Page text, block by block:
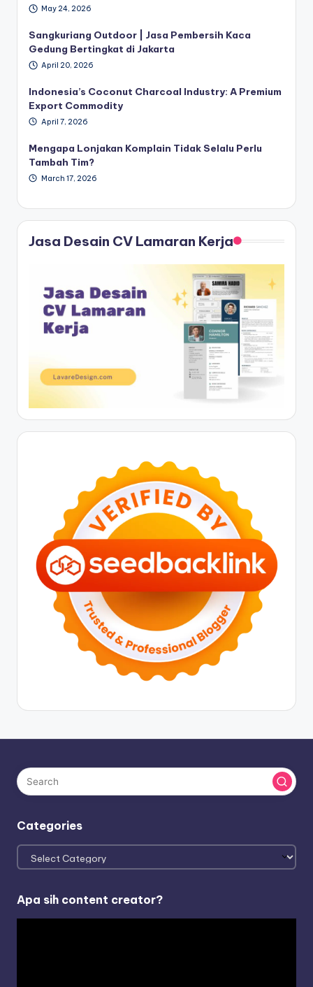
May 24, 2026
Sangkuriang Outdoor | Jasa Pembersih Kaca
Gedung Bertingkat di Jakarta
April 20, 2026
Indonesia’s Coconut Charcoal Industry: A Premium
Export Commodity
April 7, 2026
Mengapa Lonjakan Komplain Tidak Selalu Perlu
Tambah Tim?
March 17, 2026
Jasa Desain CV Lamaran Kerja
Categories
Categories
Apa sih content creator?